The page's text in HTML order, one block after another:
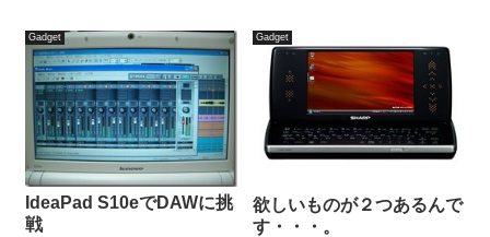
Gadget
IdeaPad S10eでDAWに挑
戦
Gadget
欲しいものが２つあるんで
す・・・。